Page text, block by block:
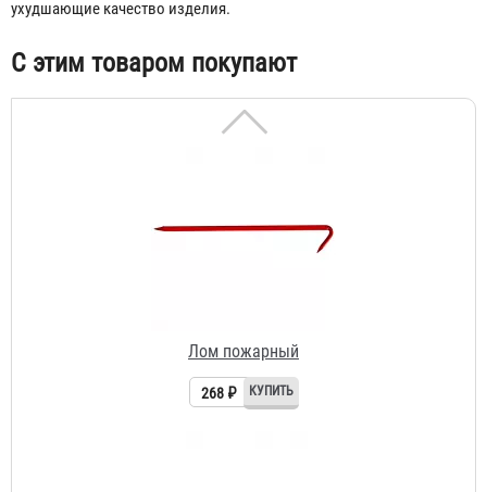
ухудшающие качество изделия.
С этим товаром покупают
Лом пожарный
Лопата пожарная штыковая